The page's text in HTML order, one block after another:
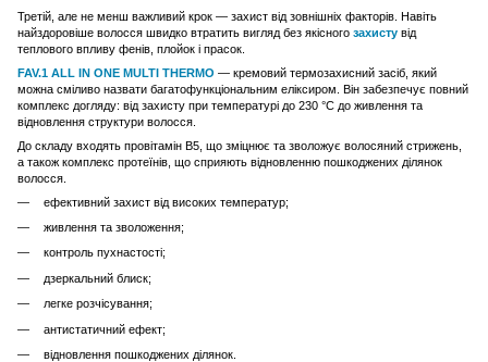
Третій, але не менш важливий крок — захист від зовнішніх факторів. Навіть
найздоровіше волосся швидко втратить вигляд без якісного захисту від
теплового впливу фенів, плойок і прасок.
FAV.1 ALL IN ONE MULTI THERMO — кремовий термозахисний засіб, який
можна сміливо назвати багатофункціональним еліксиром. Він забезпечує повний
комплекс догляду: від захисту при температурі до 230 °C до живлення та
відновлення структури волосся.
До складу входять провітамін B5, що зміцнює та зволожує волосяний стрижень,
а також комплекс протеїнів, що сприяють відновленню пошкоджених ділянок
волосся.
ефективний захист від високих температур;
живлення та зволоження;
контроль пухнастості;
дзеркальний блиск;
легке розчісування;
антистатичний ефект;
відновлення пошкоджених ділянок.